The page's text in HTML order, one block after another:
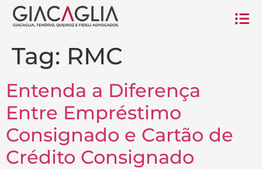
Tag: RMC
Entenda a Diferença
Entre Empréstimo
Consignado e Cartão de
Crédito Consignado